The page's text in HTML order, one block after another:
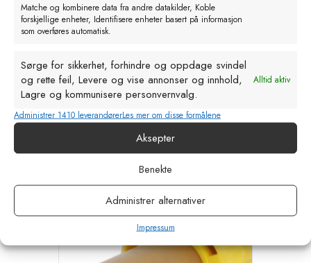
Matche og kombinere data fra andre datakilder, Koble
forskjellige enheter, Identifisere enheter basert på informasjon
som overføres automatisk.
Sørge for sikkerhet, forhindre og oppdage svindel
og rette feil, Levere og vise annonser og innhold,
Lagre og kommunisere personvernvalg.
Alltid aktiv
Administrer 1410 leverandørerLes mer om disse formålene
Aksepter
Benekte
Administrer alternativer
Impressum
100mm
kr 15,00 eks. MVA
Legg i handlekurv